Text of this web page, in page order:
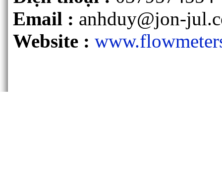
Email : anhduy@jon-
Website :